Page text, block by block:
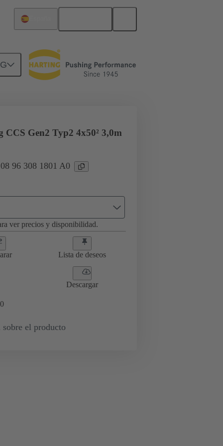
CCS Gen2 Typ2 4x50² 3,0m
96 308 1801 A0
ver precios y disponibilidad.
Lista de deseos
Descargar
0
sobre el producto